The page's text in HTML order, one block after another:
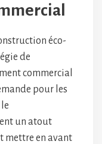
éco-
de
commercial
pour les
un atout
mettre en avant